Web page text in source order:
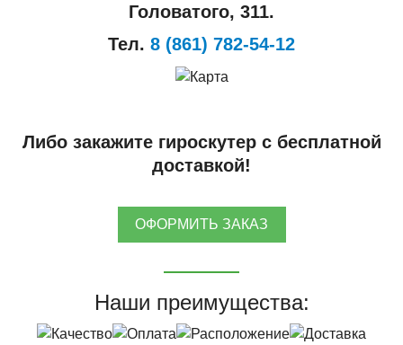
Головатого, 311.
Тел. 8 (861) 782-54-12
Либо закажите гироскутер с бесплатной
доставкой!
ОФОРМИТЬ ЗАКАЗ
Наши преимущества: